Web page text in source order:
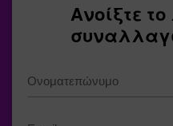
Ανοίξτε